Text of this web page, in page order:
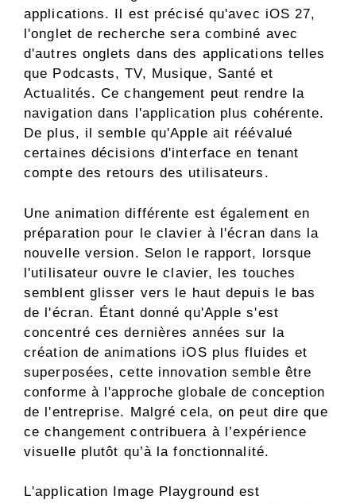
applications. Il est précisé qu'avec iOS 27,
l'onglet de recherche sera combiné avec
d'autres onglets dans des applications telles
que Podcasts, TV, Musique, Santé et
Actualités. Ce changement peut rendre la
navigation dans l'application plus cohérente.
De plus, il semble qu'Apple ait réévalué
certaines décisions d'interface en tenant
compte des retours des utilisateurs.
Une animation différente est également en
préparation pour le clavier à l'écran dans la
nouvelle version. Selon le rapport, lorsque
l'utilisateur ouvre le clavier, les touches
semblent glisser vers le haut depuis le bas
de l'écran. Étant donné qu'Apple s'est
concentré ces dernières années sur la
création de animations iOS plus fluides et
superposées, cette innovation semble être
conforme à l'approche globale de conception
de l'entreprise. Malgré cela, on peut dire que
ce changement contribuera à l’expérience
visuelle plutôt qu’à la fonctionnalité.
L'application Image Playground est